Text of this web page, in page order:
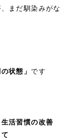
まだ馴染みがな
状態」 です
活習慣の改善